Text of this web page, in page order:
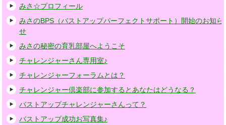
みさ☆プロフィール
みさのBPS（バストアップパーフェクトサポート）開始のお知ら
せ
みさの秘密の育乳部屋へようこそ
チャレンジャーさん専用室♪
チャレンジャーフォーラムとは？
チャレンジャー倶楽部に参加するとあなたはどうなる？
バストアップチャレンジャーさんって？
バストアップ成功お写真集♪